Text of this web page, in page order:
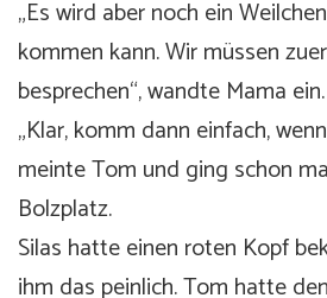
„Es wird aber noch ein
kommen kann. Wir müssen
besprechen“, wandte Mama ein.
„Klar, komm dann einfach,
meinte Tom und ging schon
Bolzplatz.
Silas hatte einen roten Kopf
ihm das peinlich. Tom hatte